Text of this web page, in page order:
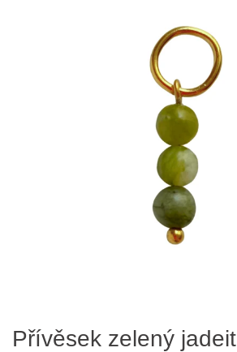
Přívěsek zelený jadeit